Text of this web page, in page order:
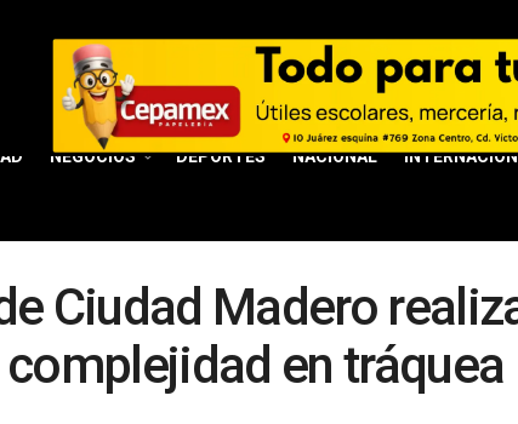
NEGOCIOS DEPORTES NACIONAL
Ciudad Madero
en tráquea